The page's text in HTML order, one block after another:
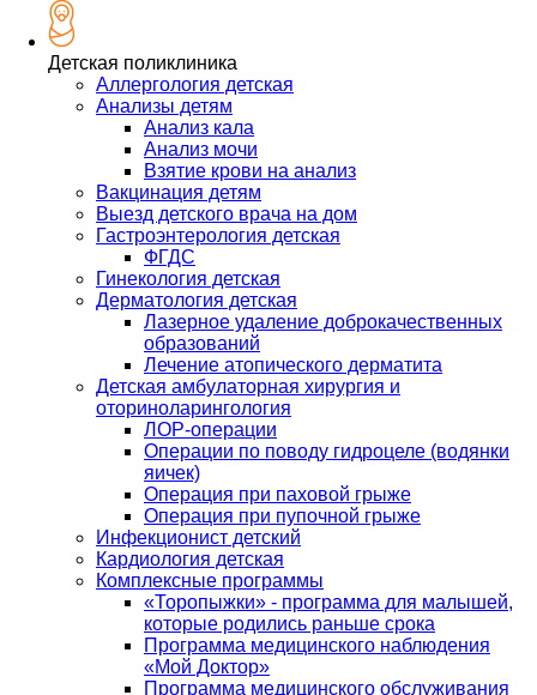
Детская поликлиника
Аллергология детская
Анализы детям
Анализ кала
Анализ мочи
Взятие крови на анализ
Вакцинация детям
Выезд детского врача на дом
Гастроэнтерология детская
ФГДС
Гинекология детская
Дерматология детская
Лазерное удаление доброкачественных
образований
Лечение атопического дерматита
Детская амбулаторная хирургия и
оториноларингология
ЛОР-операции
Операции по поводу гидроцеле (водянки
яичек)
Операция при паховой грыже
Операция при пупочной грыже
Инфекционист детский
Кардиология детская
Комплексные программы
«Торопыжки» - программа для малышей,
которые родились раньше срока
Программа медицинского наблюдения
«Мой Доктор»
Программа медицинского обслуживания